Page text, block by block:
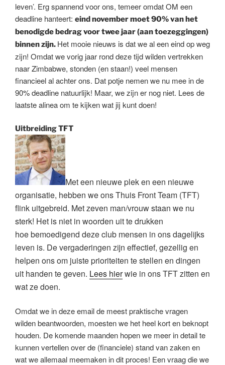
leven’. Erg spannend voor ons, temeer omdat OM een
deadline hanteert: eind november moet 90% van het
benodigde bedrag voor twee jaar (aan toezeggingen)
binnen zijn. Het mooie nieuws is dat we al een eind op weg
zijn! Omdat we vorig jaar rond deze tijd wilden vertrekken
naar Zimbabwe, stonden (en staan!) veel mensen
financieel al achter ons. Dat potje nemen we nu mee in de
90% deadline natuurlijk! Maar, we zijn er nog niet. Lees de
laatste alinea om te kijken wat jij kunt doen!
Uitbreiding TFT
Met een nieuwe plek en een nieuwe
organisatie, hebben we onsThuis FrontTeam (TFT)
flink uitgebreid. Met zeven man/vrouwstaan we nu
sterk! Het is niet in woorden uit te drukken
hoebemoedigend deze club mensen in ons dagelijks
leven is. De vergaderingen zijn effectief, gezellig en
helpen ons om juiste prioriteiten te stellen en dingen
uit handen te geven. Lees hierwie in ons TFT zitten en
wat ze doen.
Omdat we in deze email de meest praktische vragen
wilden beantwoorden, moesten we het heel kort en beknopt
houden. De komende maanden hopen we meer in detail te
kunnen vertellen over de (financiele) stand van zaken en
wat we allemaal meemaken in dit proces! Een vraag die we